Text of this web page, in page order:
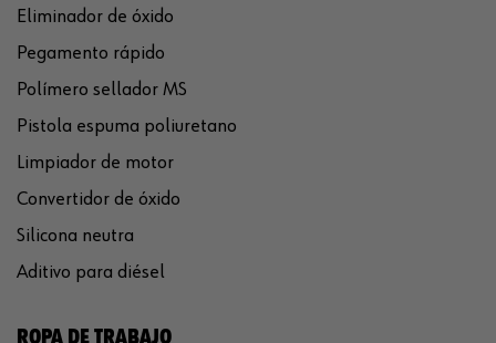
Eliminador de óxido
Pegamento rápido
Polímero sellador MS
Pistola espuma poliuretano
Limpiador de motor
Convertidor de óxido
Silicona neutra
Aditivo para diésel
ROPA DE TRABAJO